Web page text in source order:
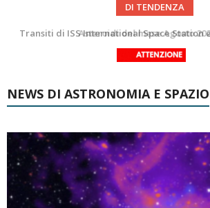
DI TENDENZA
La Luna del Mese – Agosto
NEWS DI ASTRONOMIA E SPAZIO